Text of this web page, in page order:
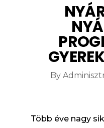
By
Több éve nagy